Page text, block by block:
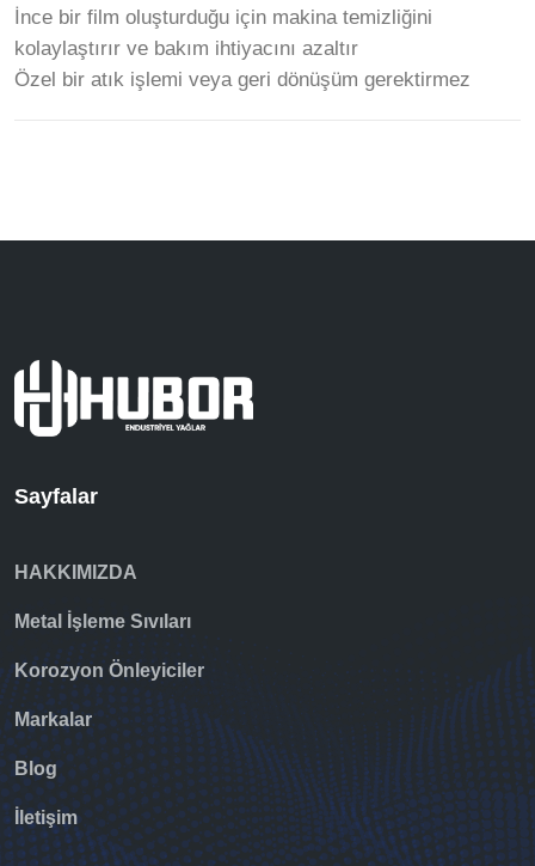
İnce bir film oluşturduğu için makina temizliğini
kolaylaştırır ve bakım ihtiyacını azaltır
Özel bir atık işlemi veya geri dönüşüm gerektirmez
Sayfalar
HAKKIMIZDA
Metal İşleme Sıvıları
Korozyon Önleyiciler
Markalar
Blog
İletişim